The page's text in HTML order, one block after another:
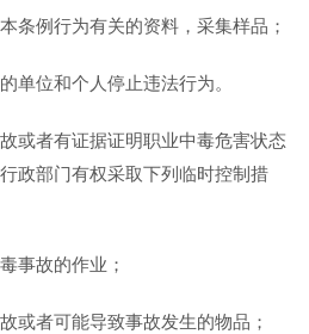
条例行为有关的资料，采集样品；
单位和个人停止违法行为。
或者有证据证明职业中毒危害状态
政部门有权采取下列临时控制措
事故的作业；
或者可能导致事故发生的物品；